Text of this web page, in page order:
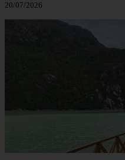
20/07/2026